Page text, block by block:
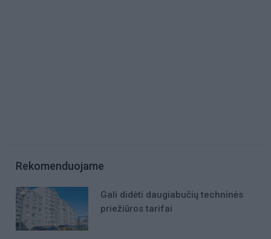
Rekomenduojame
Gali didėti daugiabučių techninės
priežiūros tarifai